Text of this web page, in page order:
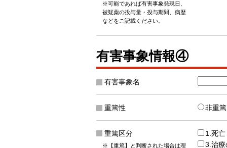
※可能であれば有害事象発現日、
被疑薬の投与量・投与期間、病歴
などをご記載ください。
有害事象情報④
有害事象名
重篤性 非重篤
重篤区分
※【重篤】と判断された場合は理
1.死亡
3.治療